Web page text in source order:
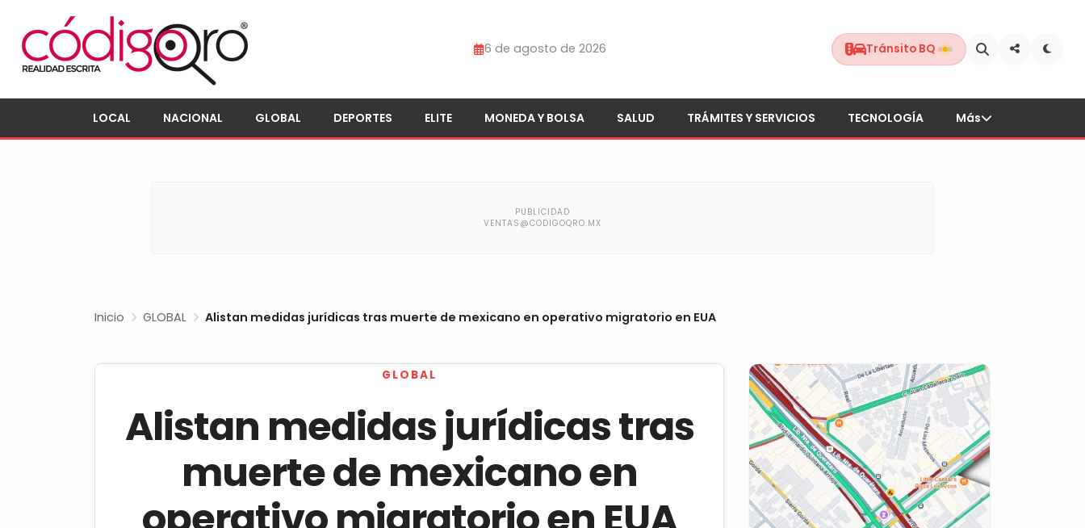
6 de agosto de 2026 Tránsito BQ
LOCAL NACIONAL GLOBAL DEPORTES ELITE MONEDA Y BOLSA SALUD TRÁMITES Y SERVICIOS TECNOLOGÍA Más
Inicio GLOBAL Alistan medidas jurídicas tras muerte de mexicano en operativo migratorio en EUA
GLOBAL
Alistan medidas jurídicas tras
muerte de mexicano en